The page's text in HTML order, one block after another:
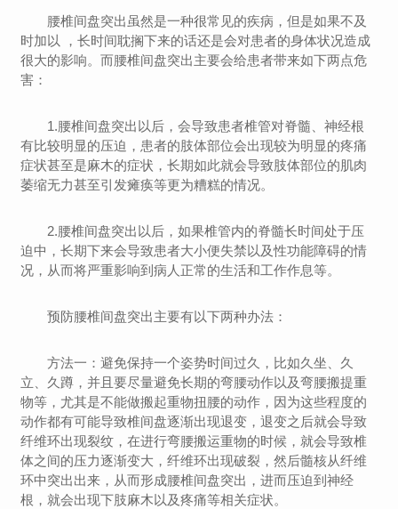
腰椎间盘突出虽然是一种很常见的疾病，但是如果不及
时加以 ，长时间耽搁下来的话还是会对患者的身体状况造成
很大的影响。而腰椎间盘突出主要会给患者带来如下两点危
害：
1.腰椎间盘突出以后，会导致患者椎管对脊髓、神经根
有比较明显的压迫，患者的肢体部位会出现较为明显的疼痛
症状甚至是麻木的症状，长期如此就会导致肢体部位的肌肉
萎缩无力甚至引发瘫痪等更为糟糕的情况。
2.腰椎间盘突出以后，如果椎管内的脊髓长时间处于压
迫中，长期下来会导致患者大小便失禁以及性功能障碍的情
况，从而将严重影响到病人正常的生活和工作作息等。
预防腰椎间盘突出主要有以下两种办法：
方法一：避免保持一个姿势时间过久，比如久坐、久
立、久蹲，并且要尽量避免长期的弯腰动作以及弯腰搬提重
物等，尤其是不能做搬起重物扭腰的动作，因为这些程度的
动作都有可能导致椎间盘逐渐出现退变，退变之后就会导致
纤维环出现裂纹，在进行弯腰搬运重物的时候，就会导致椎
体之间的压力逐渐变大，纤维环出现破裂，然后髓核从纤维
环中突出出来，从而形成腰椎间盘突出，进而压迫到神经
根，就会出现下肢麻木以及疼痛等相关症状。